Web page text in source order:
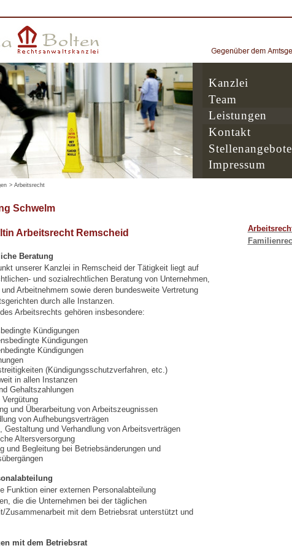
Kanzlei
Team
Leistungen
Kontakt
Stellenangebote
Impressum
> Arbeitsrecht
Schwelm
Arbeitsrecht Remscheid
Beratung
unserer Kanzlei in Remscheid der Tätigkeit liegt auf
und sozialrechtlichen Beratung von Unternehmen,
Arbeitnehmern sowie deren bundesweite Vertretung
durch alle Instanzen.
Arbeitsrechts gehören insbesondere:
Kündigungen
Kündigungen
Kündigungen
(Kündigungsschutzverfahren, etc.)
in allen Instanzen
Gehaltszahlungen
und Überarbeitung von Arbeitszeugnissen
von Aufhebungsverträgen
Gestaltung und Verhandlung von Arbeitsverträgen
Altersversorgung
und Begleitung bei Betriebsänderungen und
Funktion einer externen Personalabteilung
die die Unternehmen bei der täglichen
Zusammenarbeit mit dem Betriebsrat unterstützt und
mit dem Betriebsrat